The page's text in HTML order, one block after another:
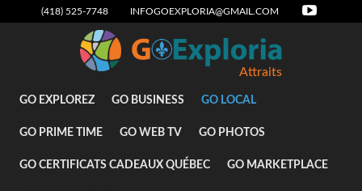
(418) 525-7748 INFOGOEXPLORIA@GMAIL.COM
Attraits
GO EXPLOREZ GO BUSINESS GO LOCAL
GO PRIME TIME GO WEB TV GO PHOTOS
GO CERTIFICATS CADEAUX QUÉBEC GO MARKETPLACE